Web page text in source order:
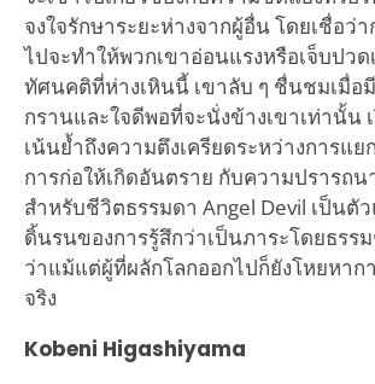
จงใจรักษาระยะห่างจากผู้อื่น โดยเชื่อว่า
ไปจะทำให้พวกเขาอ่อนแรงหรือเจ็บปวด
ทัศนคติที่ห่างเหินนี้ เขาลับ ๆ ชื่นชมเมื่อ
กรานและใจดีพอที่จะนั่งข้างเขาเท่านั้น
เน้นย้ำถึงความตึงเครียดระหว่างการแย
การก่อให้เกิดอันตราย กับความปรารถน
สำหรับชีวิตธรรมดา Angel Devil เป็นตั
ดิ้นรนของการรู้สึกว่าเป็นภาระโดยธรร
ว่าแม้แต่ผู้ที่ผลักโลกออกไปก็ยังโหยหาก
จริง
Kobeni Higashiyama